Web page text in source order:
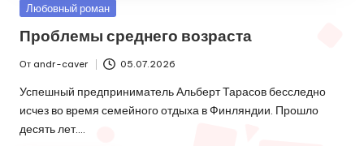
Опубликовано
Любовный роман
Проблемы среднего возраста
от
От andr-caver 05.07.2026
Успешный предприниматель Альберт Тарасов бесследно
исчез во время семейного отдыха в Финляндии. Прошло
десять лет.…